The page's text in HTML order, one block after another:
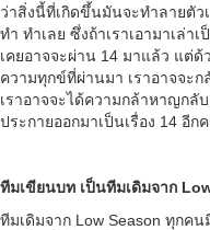
ว่าสิ่งนี้ที่เกิดขึ้นมันจะทำลายตัว
ทำ ทำเลย ซึ่งถ้าเราเอามาเล่
เคยอาจจะผ่าน 14 มาแล้ว แต่
ความทุกข์ที่ผ่านมา เราอาจจะ
เราอาจจะได้ความกล้าหาญกลั
ประกายออกมาเป็นเรื่อง 14 อีกค
ทีมเขียนบท เป็นทีมเดิมจาก
ทีมเดิมจาก Low Season ทุกค